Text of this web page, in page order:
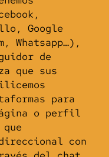
Google
Whatsapp…),
de
que sus
para
o perfil
con